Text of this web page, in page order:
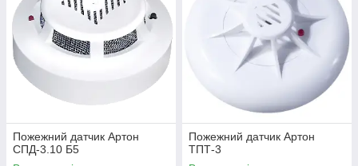
Пожежний датчик Артон
СПД-3.10 Б5
Пожежний датчик Артон
ТПТ-3